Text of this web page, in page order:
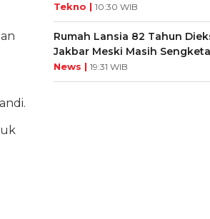
Tekno | 10:30 WIB
Rumah Lansia 82 Tahun
Jakbar Meski Masih Sengketa
News | 19:31 WIB